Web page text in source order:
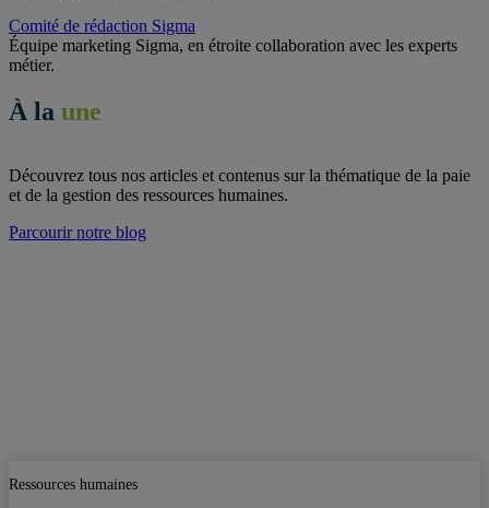
Comité de rédaction Sigma
Équipe marketing Sigma, en étroite collaboration avec les experts
métier.
À la une
Découvrez tous nos articles et contenus sur la thématique de la paie
et de la gestion des ressources humaines.
Parcourir notre blog
Ressources humaines